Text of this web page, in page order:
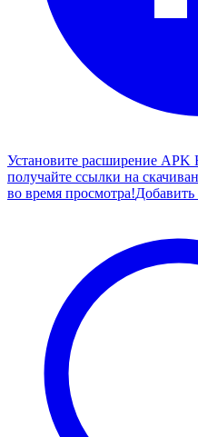
Установите расширение
получайте ссылки на
во время просмотра!